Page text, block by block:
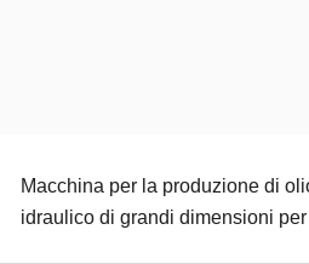
Macchina per la produzione di
idraulico di grandi dimensioni